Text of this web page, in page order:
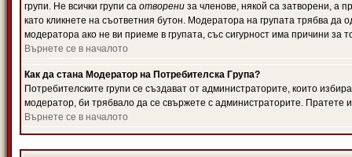
групи. Не всички групи са отворени за членове, някой са затворени, а
като кликнете на съответния бутон. Модератора на групата трябва
модератора ако не ви приеме в групата, със сигурност има причини за
Върнете се в началото
Как да стана Модератор на Потребителска Група?
Потребителските групи се създават от администраторите, които
модератор, би трябвало да се свържете с администраторите.
Върнете се в началото